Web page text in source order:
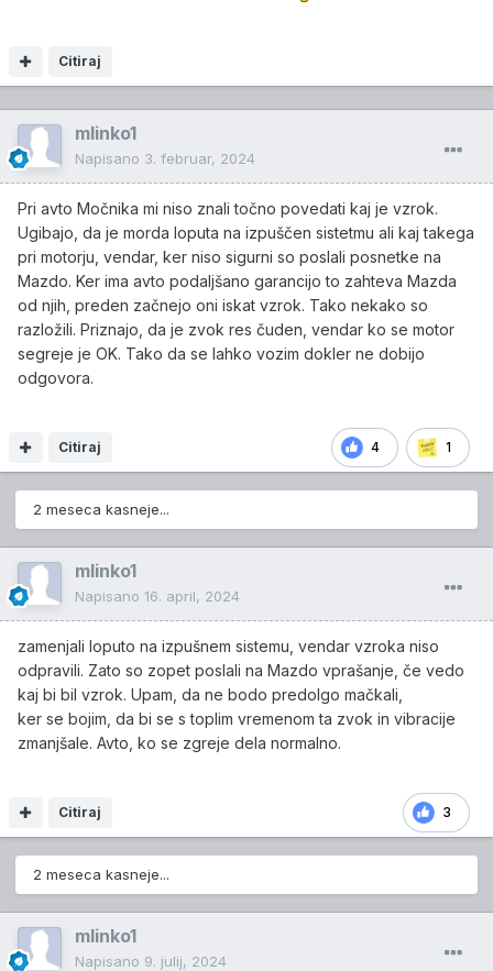
Citiraj
mlinko1
Napisano 3. februar, 2024
Pri avto Močnika mi niso znali točno povedati kaj je vzrok.
Ugibajo, da je morda loputa na izpuščen sistetmu ali kaj takega
pri motorju, vendar, ker niso sigurni so poslali posnetke na
Mazdo. Ker ima avto podaljšano garancijo to zahteva Mazda
od njih, preden začnejo oni iskat vzrok. Tako nekako so
razložili. Priznajo, da je zvok res čuden, vendar ko se motor
segreje je OK. Tako da se lahko vozim dokler ne dobijo
odgovora.
4 1
Citiraj
2 meseca kasneje...
mlinko1
Napisano 16. april, 2024
zamenjali loputo na izpušnem sistemu, vendar vzroka niso
odpravili. Zato so zopet poslali na Mazdo vprašanje, če vedo
kaj bi bil vzrok. Upam, da ne bodo predolgo mačkali,
ker se bojim, da bi se s toplim vremenom ta zvok in vibracije
zmanjšale. Avto, ko se zgreje dela normalno.
3
Citiraj
2 meseca kasneje...
mlinko1
Napisano 9. julij, 2024